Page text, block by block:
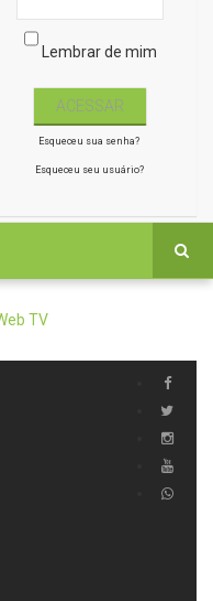
Lembrar de mim
Esqueceu sua senha?
Esqueceu seu usuário?